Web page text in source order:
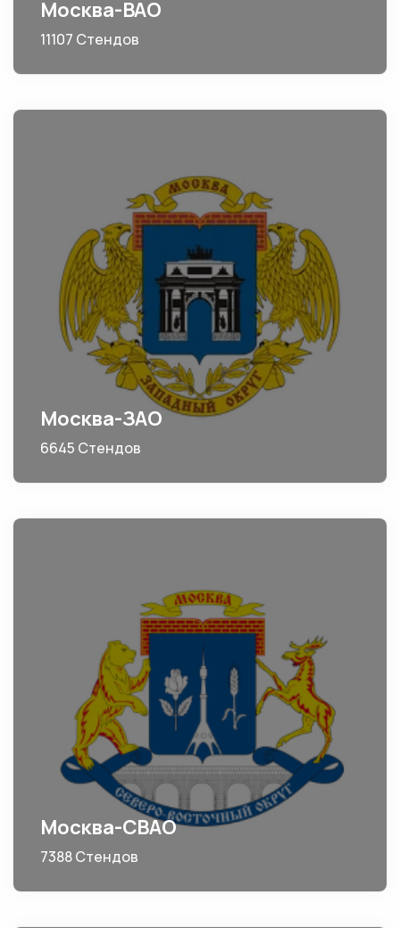
Москва-ВАО
11107 Стендов
Москва-ЗАО
6645 Стендов
Москва-СВАО
7388 Стендов